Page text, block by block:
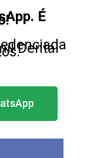
É
Dental